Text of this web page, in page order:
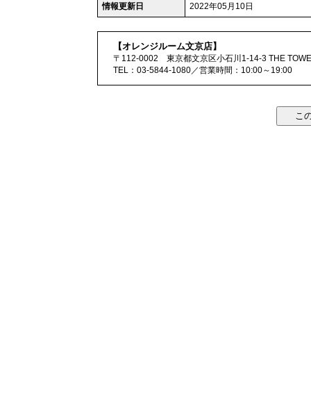
情報更新日 2022年05月10日
【オレンジルーム文京店】
〒112-0002 東京都文京区小石川1-14-3 THE
TEL：03-5844-1080／営業時間：10:00～19:00